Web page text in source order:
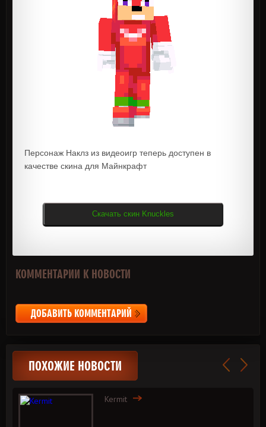
Персонаж Наклз из видеоигр теперь доступен в
качестве скина для Майнкрафт
Скачать скин Knuckles
КОММЕНТАРИИ К НОВОСТИ
ДОБАВИТЬ КОММЕНТАРИЙ
ПОХОЖИЕ НОВОСТИ
Kermit